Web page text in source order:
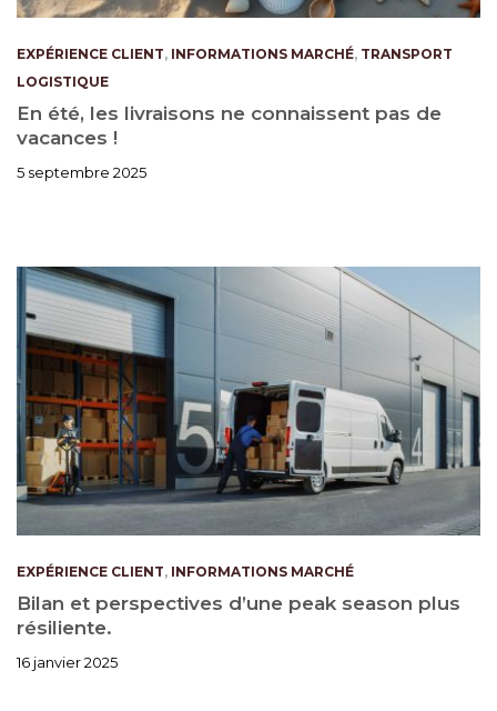
EXPÉRIENCE CLIENT, INFORMATIONS MARCHÉ, TRANSPORT
LOGISTIQUE
En été, les livraisons ne connaissent pas de
vacances !
5 septembre 2025
EXPÉRIENCE CLIENT, INFORMATIONS MARCHÉ
Bilan et perspectives d’une peak season plus
résiliente.
16 janvier 2025